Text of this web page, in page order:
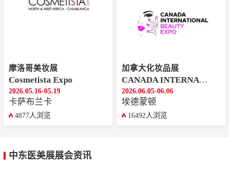
摩洛哥美妆展
Cosmetista Expo
2026.05.16-05.19
卡萨布兰卡
4877人浏览
加拿大化妆品展
CANADA INTERNATIONAL BEAUTY EXPO
2026.06.05-06.06
埃德蒙顿
16492人浏览
中东医美展展会资讯